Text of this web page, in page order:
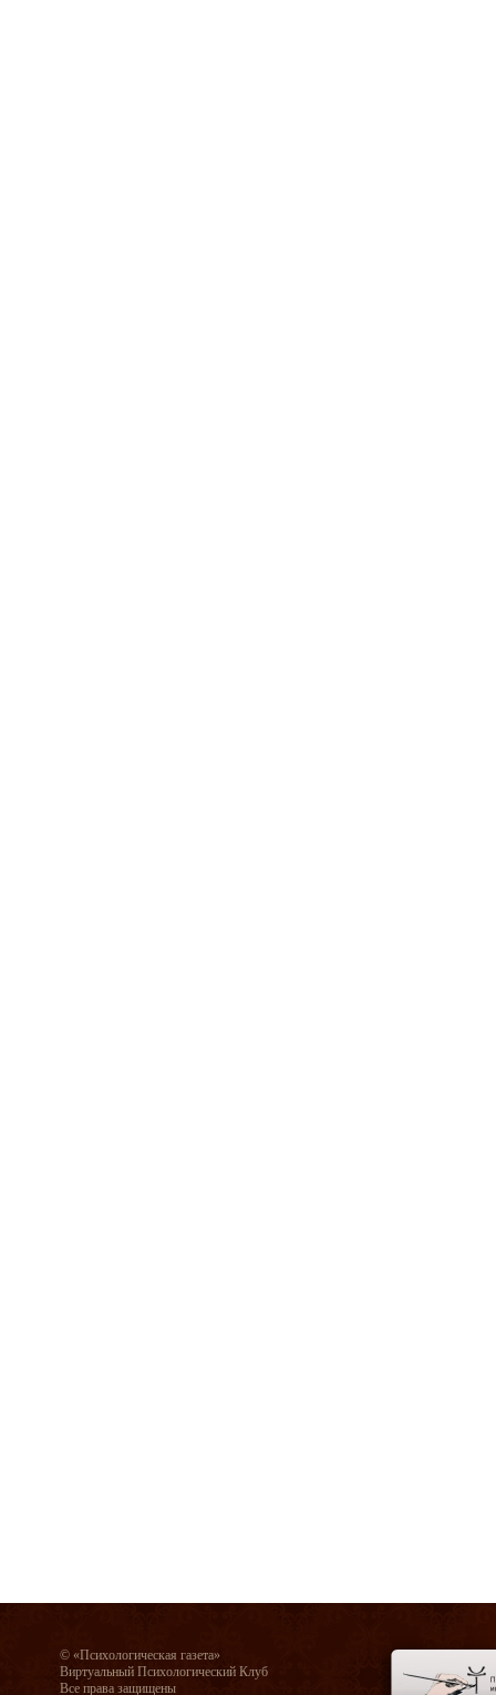
© «Психологическая газета»
Виртуальный Психологический Клуб
Все права защищены